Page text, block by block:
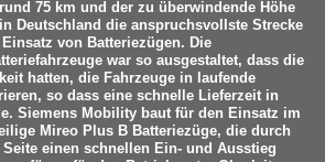
75 km und der zu überwindende Höhe
Deutschland die anspruchsvollste Strecke
von Batteriezügen. Die
war so ausgestaltet, dass die
hatten, die Fahrzeuge in laufende
so dass eine schnelle Lieferzeit in
Siemens Mobility baut für den Einsatz im
Mireo Plus B Batteriezüge, die durch
einen schnellen Ein- und Ausstieg